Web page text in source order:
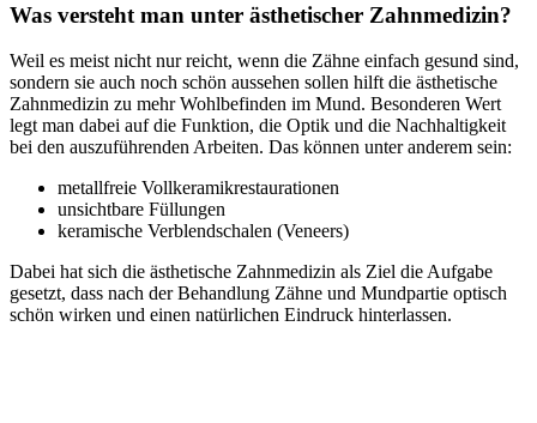
Was versteht man unter ästhetischer Zahnmedizin?
Weil es meist nicht nur reicht, wenn die Zähne einfach gesund sind,
sondern sie auch noch schön aussehen sollen hilft die ästhetische
Zahnmedizin zu mehr Wohlbefinden im Mund. Besonderen Wert
legt man dabei auf die Funktion, die Optik und die Nachhaltigkeit
bei den auszuführenden Arbeiten. Das können unter anderem sein:
metallfreie Vollkeramikrestaurationen
unsichtbare Füllungen
keramische Verblendschalen (Veneers)
Dabei hat sich die ästhetische Zahnmedizin als Ziel die Aufgabe
gesetzt, dass nach der Behandlung Zähne und Mundpartie optisch
schön wirken und einen natürlichen Eindruck hinterlassen.